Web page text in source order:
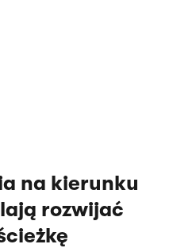
na kierunku
rozwijać